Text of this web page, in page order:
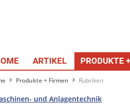
ARTIKEL PRODUKTE
Produkte + Firmen Rubriken
und Anlagentechnik